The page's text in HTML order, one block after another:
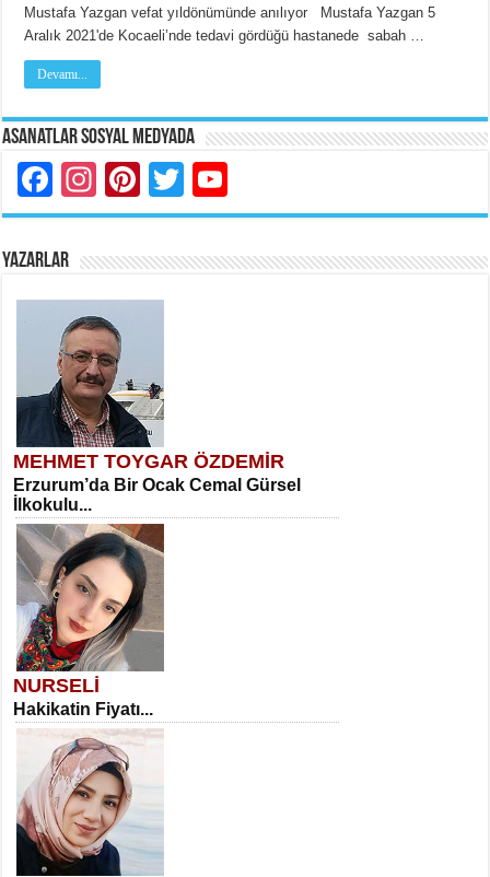
Mustafa Yazgan vefat yıldönümünde anılıyor Mustafa Yazgan 5
Aralık 2021'de Kocaeli’nde tedavi gördüğü hastanede sabah …
Devamı...
Asanatlar Sosyal Medyada
Facebook
Instagram
Pinterest
Twitter
YAZARLAR
MEHMET TOYGAR ÖZDEMİR
Erzurum’da Bir Ocak Cemal Gürsel
İlkokulu...
NURSELİ
Hakikatin Fiyatı...